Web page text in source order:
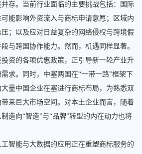
。当前行业面临的主要挑战包括：国际
能影响外资流入与商标申请意愿；区域内
；以及应对日益复杂的网络侵权与跨境假
与跨国协作能力。然而，机遇同样显著。
资的各项优惠政策，正引导新一轮产业升
求。同时，中塞两国在“一带一路”框架下
量中国企业在塞进行商标布局，为熟悉双
来巨大市场空间。对本土企业而言，随着
造向“智造”与“品牌”转型的内在动力也将
能与大数据的应用正在重塑商标服务的